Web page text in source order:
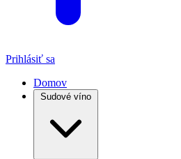
Prihlásiť sa
Domov
Sudové víno